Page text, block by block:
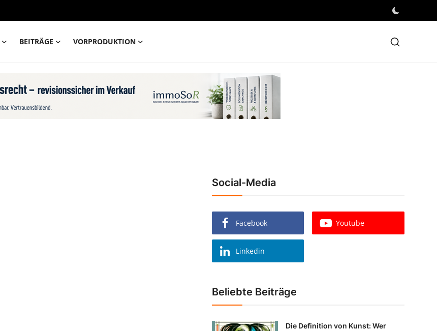
BEITRÄGE VORPRODUKTION
Social-Media
Facebook Youtube
Linkedin
Beliebte Beiträge
Die Definition von Kunst: Wer